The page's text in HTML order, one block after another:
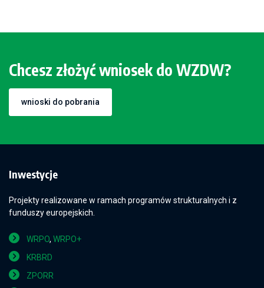
Chcesz złożyć wniosek do WZDW?
wnioski do pobrania
Inwestycje
Projekty realizowane w ramach programów strukturalnych i z
funduszy europejskich.
WRPO, WRPO+
KRBRD
ZPORR